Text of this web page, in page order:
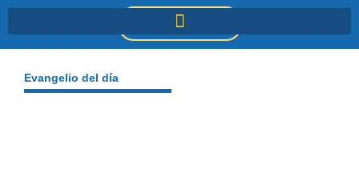
DONACIONES
Evangelio del día